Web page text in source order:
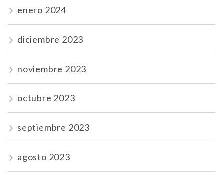
enero 2024
diciembre 2023
noviembre 2023
octubre 2023
septiembre 2023
agosto 2023